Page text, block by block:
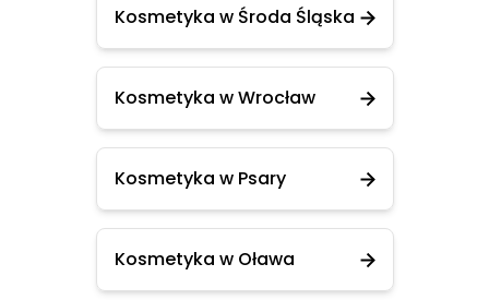
Kosmetyka w Środa Śląska
Kosmetyka w Wrocław
Kosmetyka w Psary
Kosmetyka w Oława